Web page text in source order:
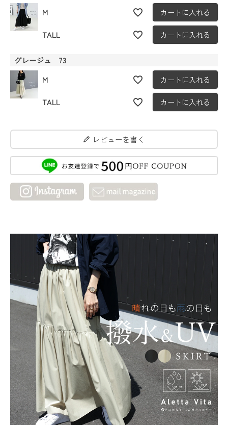
M
カートに入れる
TALL カートに入れる
グレージュ 73
M
カートに入れる
TALL カートに入れる
レビューを書く